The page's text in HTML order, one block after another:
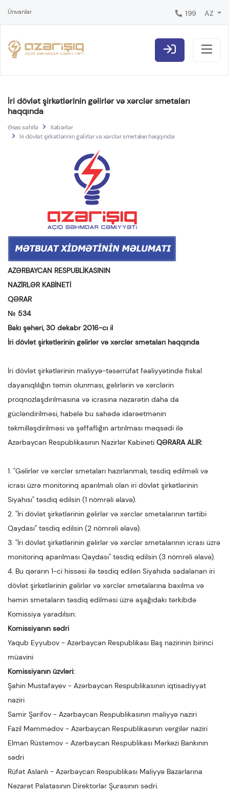
Ünvanlar 199 AZ
İri dövlət şirkətlərinin gəlirlər və xərclər smetaları
haqqında
Əsas səhifə
Xəbərlər
İri dövlət şirkətlərinin gəlirlər və xərclər smetaları haqqında
AZƏRBAYCAN RESPUBLİKASININ
NAZİRLƏR KABİNETİ
QƏRAR
№ 534
Bakı şəhəri, 30 dekabr 2016-cı il
İri dövlət şirkətlərinin gəlirlər və xərclər smetaları haqqında
İri dövlət şirkətlərinin maliyyə-təsərrüfat fəaliyyətində fiskal
dayanıqlılığın təmin olunması, gəlirlərin və xərclərin
proqnozlaşdırılmasına və icrasına nəzarətin daha da
gücləndirilməsi, habelə bu sahədə idarəetmənin
təkmilləşdirilməsi və şəffaflığın artırılması məqsədi ilə
Azərbaycan Respublikasının Nazirlər Kabineti QƏRARA ALIR:
1. "Gəlirlər və xərclər smetaları hazırlanmalı, təsdiq edilməli və
icrası üzrə monitorinq aparılmalı olan iri dövlət şirkətlərinin
Siyahısı" təsdiq edilsin (1 nömrəli əlavə).
2. "İri dövlət şirkətlərinin gəlirlər və xərclər smetalarının tərtibi
Qaydası" təsdiq edilsin (2 nömrəli əlavə).
3. "İri dövlət şirkətlərinin gəlirlər və xərclər smetalarının icrası üzrə
monitorinq aparılması Qaydası" təsdiq edilsin (3 nömrəli əlavə).
4. Bu qərarın 1-ci hissəsi ilə təsdiq edilən Siyahıda sadalanan iri
dövlət şirkətlərinin gəlirlər və xərclər smetalarına baxılma və
həmin smetaların təsdiq edilməsi üzrə aşağıdakı tərkibdə
Komissiya yaradılsın:
Komissiyanın sədri
Yaqub Eyyubov - Azərbaycan Respublikası Baş nazirinin birinci
müavini
Komissiyanın üzvləri:
Şahin Mustafayev - Azərbaycan Respublikasının iqtisadiyyat
naziri
Samir Şərifov - Azərbaycan Respublikasının maliyyə naziri
Fazil Məmmədov - Azərbaycan Respublikasının vergilər naziri
Elman Rüstəmov - Azərbaycan Respublikası Mərkəzi Bankının
sədri
Rüfət Aslanlı - Azərbaycan Respublikası Maliyyə Bazarlarına
Nəzarət Palatasının Direktorlar Şurasının sədri.